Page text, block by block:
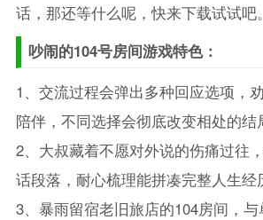
话，那还等什么呢，快来下载试试吧。
吵闹的104号房间游戏特色：
1、交流过程会弹出多种回应选项，
陪伴，不同选择会彻底改变相处的结
2、大叔藏着不愿对外说的伤痛过往
话段落，耐心梳理能拼凑完整人生经
3、暴雨留宿老旧旅店的104房间，